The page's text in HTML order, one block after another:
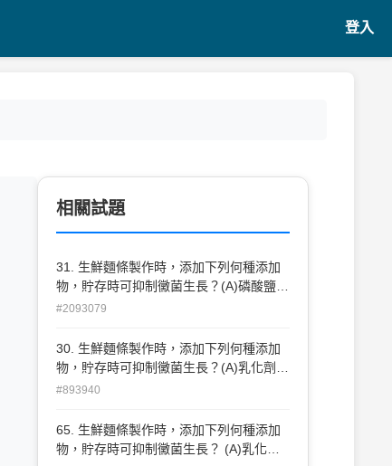
登入
相關試題
31. 生鮮麵條製作時，添加下列何種添加
物，貯存時可抑制黴菌生長？(A)磷酸鹽
(B)乳化劑(C)增黏劑(D)酒精。
#2093079
30. 生鮮麵條製作時，添加下列何種添加
物，貯存時可抑制黴菌生長？(A)乳化劑
(B)增黏劑(C)酒精(D)磷酸鹽。
#893940
65. 生鮮麵條製作時，添加下列何種添加
物，貯存時可抑制黴菌生長？ (A)乳化劑